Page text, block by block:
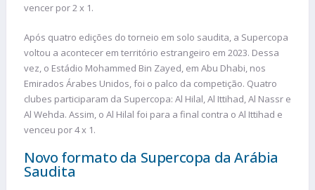
vencer por 2 x 1.
Após quatro edições do torneio em solo saudita, a Supercopa
voltou a acontecer em território estrangeiro em 2023. Dessa
vez, o Estádio Mohammed Bin Zayed, em Abu Dhabi, nos
Emirados Árabes Unidos, foi o palco da competição. Quatro
clubes participaram da Supercopa: Al Hilal, Al Ittihad, Al Nassr e
Al Wehda. Assim, o Al Hilal foi para a final contra o Al Ittihad e
venceu por 4 x 1.
Novo formato da Supercopa da Arábia
Saudita